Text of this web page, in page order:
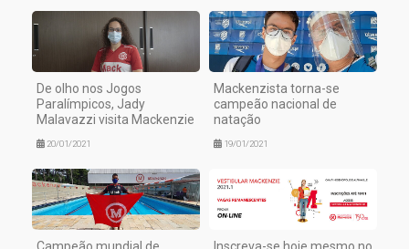
De olho nos Jogos
Paralímpicos, Jady
Malavazzi visita Mackenzie
20/01/2021
Mackenzista torna-se
campeão nacional de
natação
19/01/2021
Campeão mundial de
Inscreva-se hoje mesmo no